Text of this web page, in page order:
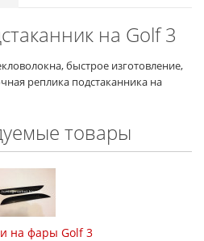
на Golf 3
быстрое изготовление,
реплика подстаканника на
товары
на фары Golf 3